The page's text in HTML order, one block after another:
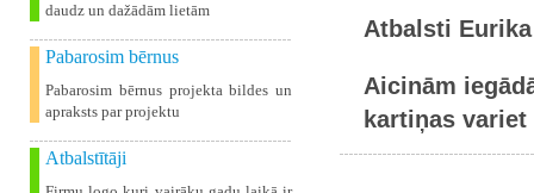
daudz un dažādām lietām
Pabarosim bērnus
Pabarosim bērnus projekta bildes un
apraksts par projektu
Atbalstītāji
Atbalsti
Aicinām
kartiņas variet